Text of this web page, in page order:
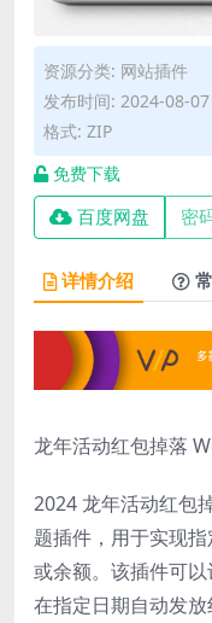
资源分类: 网站插件
发布时间: 2024-08-07
格式: ZIP
免费下载
百度网盘 密
详情介绍
龙年活动红包掉落
2024 龙年活动红包
题插件，用于实现
或余额。该插件可
在指定日期自动发